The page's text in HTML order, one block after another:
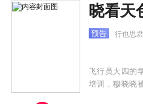
预告 行也思
飞行员大四的
培训，穆晓晓